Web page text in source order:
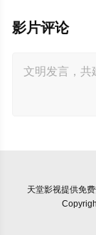
影片评论
天堂影视提供免